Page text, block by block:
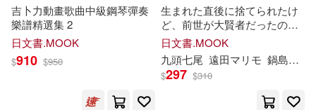
キムバリー＆ジェームス・ディー
キリエあやめ(1)
コミックバベル編集部(1)
吉卜力動畫歌曲中級鋼琴彈奏
樂譜精選集 2
日文書.MOOK
$910 $950
生まれた直後に捨てられたけ
ど、前世が大賢者だったので
余裕で生きてます ~最強赤ち
ゃん大暴走~ 9
日文書.MOOK
九頭七尾 遠田マリ モ 鍋島テツヒロ
$297 $310